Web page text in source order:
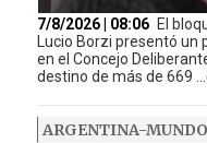
7/8/2026 | 08:06 El
Lucio Borzi presentó un
en el Concejo
destino de más de 669
ARGENTINA-MUNDO